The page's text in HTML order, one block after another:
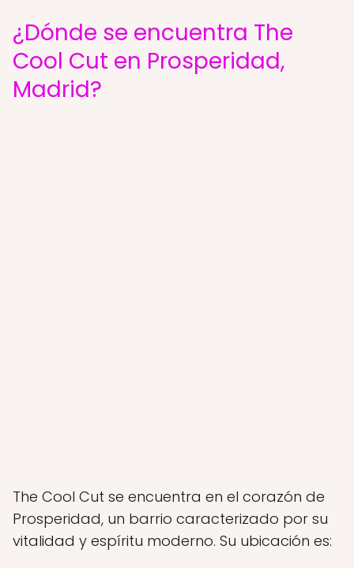
¿Dónde se encuentra The
Cool Cut en Prosperidad,
Madrid?
The Cool Cut se encuentra en el corazón de
Prosperidad, un barrio caracterizado por su
vitalidad y espíritu moderno. Su ubicación es: